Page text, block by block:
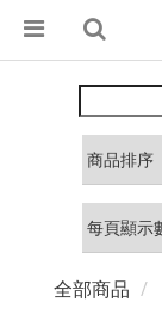
全部商品